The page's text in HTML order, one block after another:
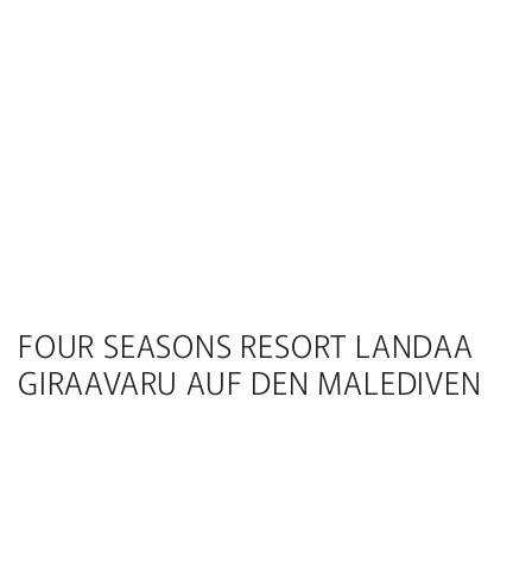
FOUR SEASONS RESORT LANDAA
GIRAAVARU AUF DEN MALEDIVEN